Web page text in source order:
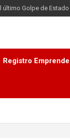
último Golpe de
Registro